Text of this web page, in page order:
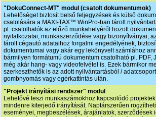
"DokuConnect-MT" modul (csatolt dokumentumok)
Lehetőséget biztosít belső feljegyzések és külső
csatolására a MAXI‑TAX™ WinPro-ban tárolt
pl. csatolhatók az előző munkahelyéről hozott
nyilatkozatai, munkaszerződése vagy bizonyítványai,
tárolt cégautó adataihoz forgalmi engedélyének,
dokumentumai vagy akár egy lekönyvelt számlához
bármilyen formátumú dokumentum csatolható pl. PDF,
még akár hang- vagy videofelvétel is. Ezek bármikor
szerkeszthetők is az adott nyilvántartásból /
gombnyomás vagy egérkattintás után.
"Projekt irányítási rendszer" modul
Lehetővé teszi munkaszámokhoz kapcsolódó
mindenre kiterjedő irányítását. Naptárszerűen
eseményei, megbeszélések, árajánlatok, szerződések